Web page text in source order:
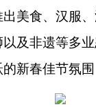
美食、汉服
及非遗等多业
新春佳节氛围